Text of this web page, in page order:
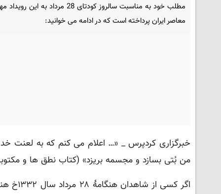
مطلب خود به مناسبت سالروز کودتای 28 مرداد به
معاصر ایران پرداخته است که در ادامه می خوانید:
خبرگزاری کردپرس _ «… اعلام می کنم که به لعنت
من بُتی بسازد و مجسمه بریزد» (کتاب نطق ها و
اگر